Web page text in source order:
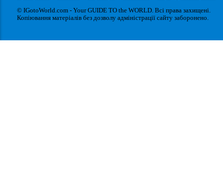
© IGotoWorld.com - Your GUIDE TO the WORLD. Всі права захищені.
Копіювання матеріалів без дозволу адміністрації сайту заборонено.